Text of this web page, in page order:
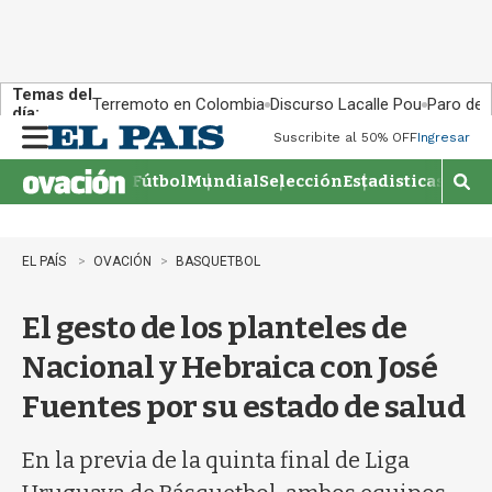
Temas del
día:
Terremoto en Colombia Discurso Lacalle Pou Paro de
n
u
Suscribite al 50% OFFIngresar
FútbolMundialSelecciónEstadisticas
M
o
q
EL PAÍS OVACIÓN BASQUETBOL
El gesto de los planteles de
Nacional y Hebraica con José
Fuentes por su estado de salud
En la previa de la quinta final de Liga